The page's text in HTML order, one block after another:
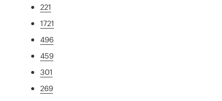
221
1721
496
459
301
269